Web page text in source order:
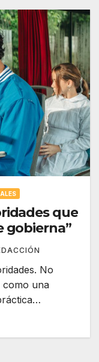
que
gobierna”
No
como una